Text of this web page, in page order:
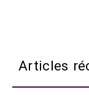
Articles